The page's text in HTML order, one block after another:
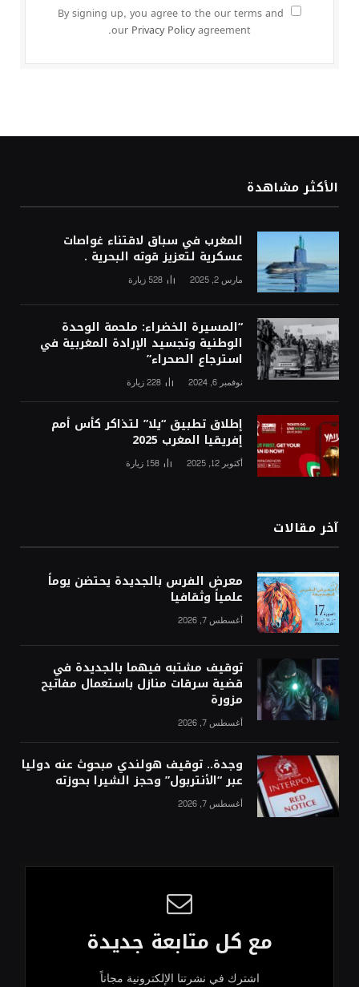
By signing up, you agree to the our terms and
our Privacy Policyagreement.
الأكثر مشاهدة
المغرب في سباق لاقتناء غواصات
عسكرية لتعزيز قوته البحرية .
مارس 2, 2025 528 زيارة
“المسيرة الخضراء: ملحمة الوحدة
الوطنية وتجسيد الإرادة المغربية في
استرجاع الصحراء”
نوفمبر 6, 2024 228زيارة
إطلاق تطبيق “يلا” لتذاكر كأس أمم
إفريقيا المغرب 2025
أكتوبر 12, 2025 158 زيارة
آخر مقالات
معرض الفرس بالجديدة يحتضن يوماً
علمياً وثقافيا
أغسطس 7, 2026
توقيف مشتبه فيهما بالجديدة في
قضية سرقات منازل باستعمال مفاتيح
مزورة
أغسطس 7, 2026
وجدة.. توقيف هولندي مبحوث عنه دوليا
عبر “الأنتربول” وحجز الشيرا بحوزته
أغسطس 7, 2026
مع كل متابعة جديدة
اشترك في نشرتنا الإلكترونية مجاناً